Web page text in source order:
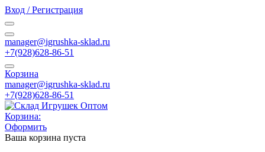
Вход / Регистрация
manager@igrushka-sklad.ru
+7(928)628-86-51
Корзина
manager@igrushka-sklad.ru
+7(928)628-86-51
Корзина:
Оформить
Ваша корзина пуста